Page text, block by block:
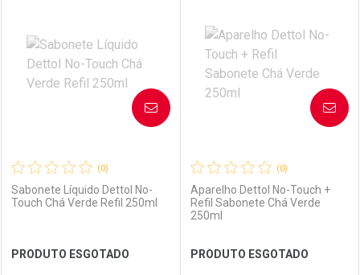
Laboratório
Ver Desconto Convênio
Por Menos Laboratório
Ver Desconto Convênio
Por Menos
(0)
Sabonete Líquido Dettol No-
Touch Chá Verde Refil 250ml
PRODUTO ESGOTADO
AVISE-ME
(0)
Aparelho Dettol No-Touch +
Refil Sabonete Chá Verde
250ml
PRODUTO ESGOTADO
AVISE-ME